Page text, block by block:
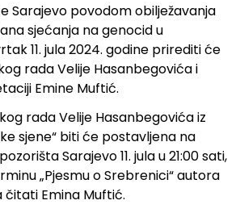
Sarajevo povodom obilježavanja
sjećanja na genocid u
11. jula 2024. godine prirediti će
rada Velije Hasanbegovića i
Emine Muftić.
rada Velije Hasanbegovića iz
sjene“ biti će postavljena na
Sarajevo 11. jula u 21:00 sati,
„Pjesmu o Srebrenici“ autora
čitati Emina Muftić.